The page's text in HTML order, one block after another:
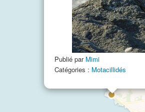
Publié par Mimi
Catégories : Motacillidés